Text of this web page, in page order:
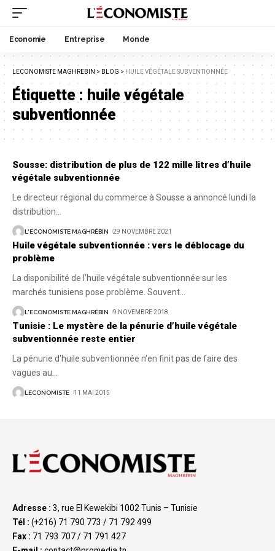
Economie Entreprise Monde
LECONOMISTE MAGHREBIN > BLOG > HUILE VÉGÉTALE SUBVENTIONNÉE
Étiquette :huile végétale
subventionnée
Sousse: distribution de plus de 122 mille litres d’huile
végétale subventionnée
Le directeur régional du commerce à Sousse a annoncé lundi la
distribution
L'ECONOMISTE MAGHRÉBIN 29 NOVEMBRE 2021
Huile végétale subventionnée : vers le déblocage du
problème
La disponibilité de l’huile végétale subventionnée sur les
marchés tunisiens pose problème. Souvent
L'ECONOMISTE MAGHRÉBIN 9 NOVEMBRE 2018
Tunisie : Le mystère de la pénurie d’huile végétale
subventionnée reste entier
La pénurie d'huile subventionnée n'en finit pas de faire des
vagues au
LECONOMISTE 11 MAI 2015
Adresse : 3, rue El Kewekibi 1002 Tunis – Tunisie
Tél : (+216) 71 790 773 / 71 792 499
Fax : 71 793 707 / 71 791 427